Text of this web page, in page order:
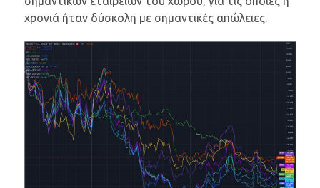
χρονιά ήταν δύσκολη με σημαντικές απώλειες.